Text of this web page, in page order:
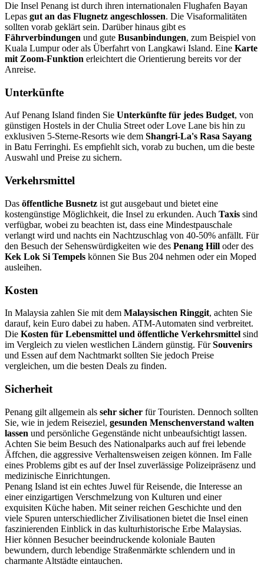
Die Insel Penang ist durch ihren internationalen Flughafen Bayan
Lepas gut an das Flugnetz angeschlossen. Die Visaformalitäten
sollten vorab geklärt sein. Darüber hinaus gibt es
Fährverbindungen und gute Busanbindungen, zum Beispiel von
Kuala Lumpur oder als Überfahrt von Langkawi Island. Eine Karte
mit Zoom-Funktion erleichtert die Orientierung bereits vor der
Anreise.
Unterkünfte
Auf Penang Island finden Sie Unterkünfte für jedes Budget, von
günstigen Hostels in der Chulia Street oder Love Lane bis hin zu
exklusiven 5-Sterne-Resorts wie dem Shangri-La's Rasa Sayang
in Batu Ferringhi. Es empfiehlt sich, vorab zu buchen, um die beste
Auswahl und Preise zu sichern.
Verkehrsmittel
Das öffentliche Busnetz ist gut ausgebaut und bietet eine
kostengünstige Möglichkeit, die Insel zu erkunden. Auch Taxis sind
verfügbar, wobei zu beachten ist, dass eine Mindestpauschale
verlangt wird und nachts ein Nachtzuschlag von 40-50% anfällt. Für
den Besuch der Sehenswürdigkeiten wie des Penang Hill oder des
Kek Lok Si Tempels können Sie Bus 204 nehmen oder ein Moped
ausleihen.
Kosten
In Malaysia zahlen Sie mit dem Malaysischen Ringgit, achten Sie
darauf, kein Euro dabei zu haben. ATM-Automaten sind verbreitet.
Die Kosten für Lebensmittel und öffentliche Verkehrsmittel sind
im Vergleich zu vielen westlichen Ländern günstig. FürSouvenirs
und Essen auf dem Nachtmarkt sollten Sie jedoch Preise
vergleichen, um die besten Deals zu finden.
Sicherheit
Penang gilt allgemein als sehr sicher für Touristen. Dennoch sollten
Sie, wie in jedem Reiseziel, gesunden Menschenverstand walten
lassen und persönliche Gegenstände nicht unbeaufsichtigt lassen.
Achten Sie beim Besuch des Nationalparks auch auf frei lebende
Äffchen, die aggressive Verhaltensweisen zeigen können. Im Falle
eines Problems gibt es auf der Insel zuverlässige Polizeipräsenz und
medizinische Einrichtungen.
Penang Island ist ein echtes Juwel für Reisende, die Interesse an
einer einzigartigen Verschmelzung von Kulturen und einer
exquisiten Küche haben. Mit seiner reichen Geschichte und den
viele Spuren unterschiedlicher Zivilisationen bietet die Insel einen
faszinierenden Einblick in das kulturhistorische Erbe Malaysias.
Hier können Besucher beeindruckende koloniale Bauten
bewundern, durch lebendige Straßenmärkte schlendern und in
charmante Altstädte eintauchen.